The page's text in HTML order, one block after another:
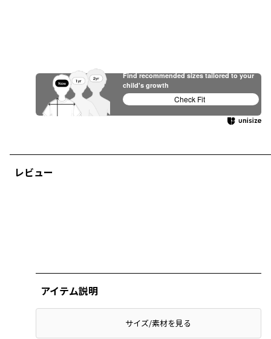
レビュー
アイテム説明
サイズ/素材を見る
Find recommended sizes tailored to your
child's growth
Check Fit